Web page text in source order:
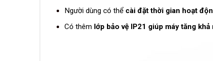
Người dùng có thể cài đặt thời gian hoạt
Có thêm lớp bảo vệ IP21 giúp máy tăng